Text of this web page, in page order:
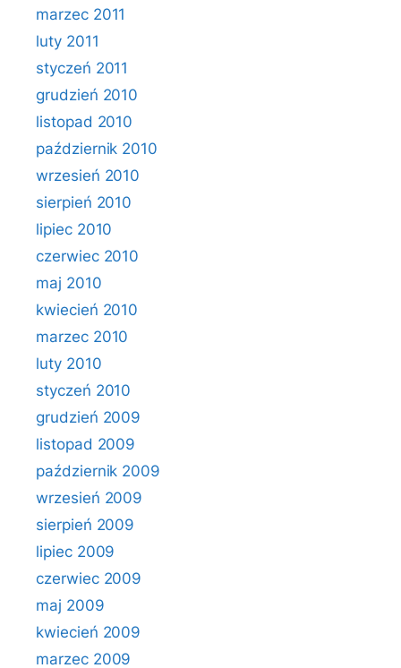
marzec 2011
luty 2011
styczeń 2011
grudzień 2010
listopad 2010
październik 2010
wrzesień 2010
sierpień 2010
lipiec 2010
czerwiec 2010
maj 2010
kwiecień 2010
marzec 2010
luty 2010
styczeń 2010
grudzień 2009
listopad 2009
październik 2009
wrzesień 2009
sierpień 2009
lipiec 2009
czerwiec 2009
maj 2009
kwiecień 2009
marzec 2009